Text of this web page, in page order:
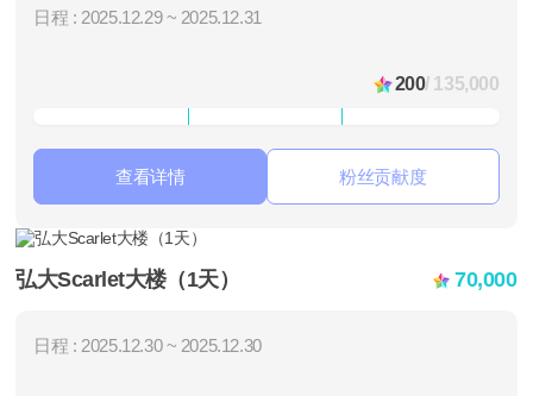
日程 : 2025.12.29 ~ 2025.12.31
200/ 135,000
查看详情 粉丝贡献度
弘大Scarlet大楼（1天） 70,000
日程 : 2025.12.30 ~ 2025.12.30